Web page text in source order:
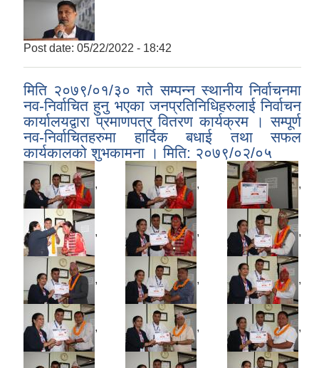
Post date: 05/22/2022 - 18:42
मिति २०७९/०१/३० गते सम्पन्न स्थानीय निर्वाचनमा
नव-निर्वाचित हुनु भएका जनप्रतिनिधिहरुलाई निर्वाचन
कार्यालयद्वारा प्रमाणपत्र वितरण कार्यक्रम । सम्पूर्ण
नव-निर्वाचितहरुमा हार्दिक बधाई तथा सफल
कार्यकालको शुभकामना । मिति: २०७९/०२/०५
, , ,
, , ,
, , ,
, , ,